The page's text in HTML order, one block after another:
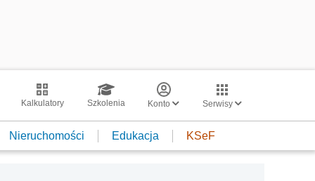
Kalkulatory Szkolenia Konto Serwisy
Nieruchomości Edukacja KSeF